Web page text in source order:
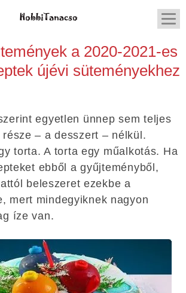
a 2020-2021-es
újévi süteményekhez
egyetlen ünnep sem teljes
– a desszert – nélkül.
torta. A torta egy műalkotás. Ha
ebből a gyűjteményből,
beleszeret ezekbe a
mert mindegyiknek nagyon
íze van.